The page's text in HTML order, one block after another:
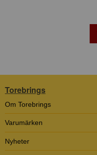
Torebrings
Om Torebrings
Varumärken
Nyheter